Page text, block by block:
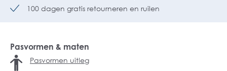
100 dagen gratis retourneren en ruilen
Pasvormen & maten
Pasvormen uitleg